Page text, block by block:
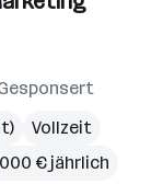
Vollzeit
€ jährlich